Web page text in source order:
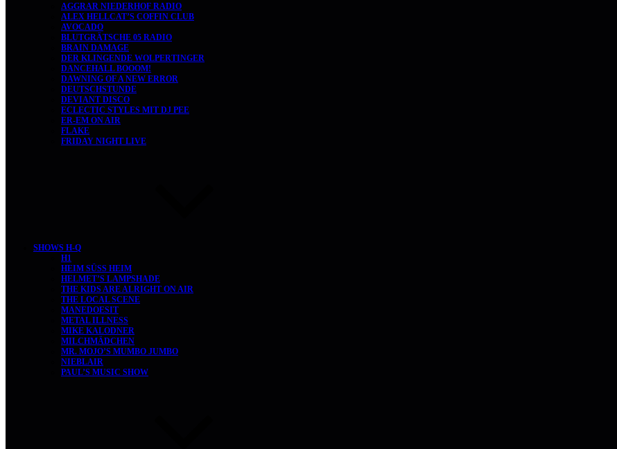
AGGRAR NIEDERHOF RADIO
ALEX HELLCAT’S COFFIN CLUB
AVOCADO
BLUTGRÄTSCHE 05 RADIO
BRAIN DAMAGE
DER KLINGENDE WOLPERTINGER
DANCEHALL BOOOM!
DAWNING OF A NEW ERROR
DEUTSCHSTUNDE
DEVIANT DISCO
ECLECTIC STYLES MIT DJ PEE
ER-EM ON AIR
FLAKE
FRIDAY NIGHT LIVE
SHOWS H-Q
H1
HEIM SÜSS HEIM
HELMET’S LAMPSHADE
THE KIDS ARE ALRIGHT ON AIR
THE LOCAL SCENE
MANEDOESIT
METAL ILLNESS
MIKE KALODNER
MILCHMÄDCHEN
MR. MOJO’S MUMBO JUMBO
NIEBLAIR
PAUL’S MUSIC SHOW